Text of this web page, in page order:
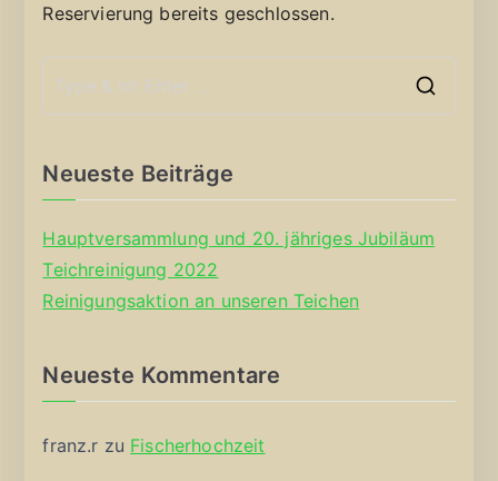
Reservierung bereits geschlossen.
Neueste Beiträge
Hauptversammlung und 20. jähriges Jubiläum
Teichreinigung 2022
Reinigungsaktion an unseren Teichen
Neueste Kommentare
franz.r zu Fischerhochzeit